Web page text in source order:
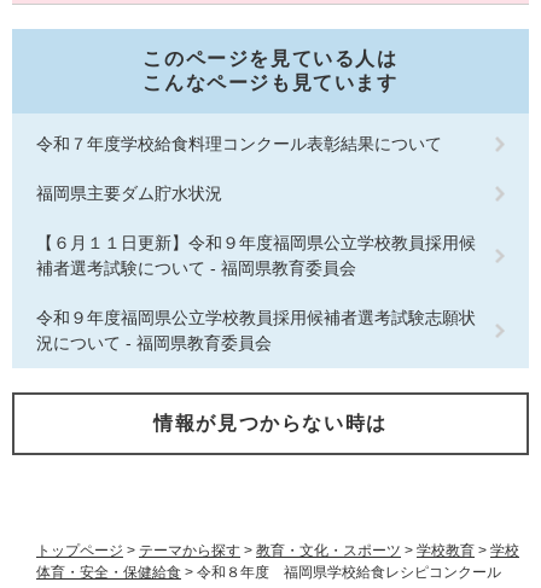
トップページ > テーマから探す > 教育・文化・スポーツ > 学校教育 > 学校
体育・安全・保健給食 > 令和８年度 福岡県学校給食レシピコンクール
このページを見ている人は
こんなページも見ています
令和７年度学校給食料理コンクール表彰結果について
福岡県主要ダム貯水状況
【６月１１日更新】令和９年度福岡県公立学校教員採用候
補者選考試験について - 福岡県教育委員会
令和９年度福岡県公立学校教員採用候補者選考試験志願状
況について - 福岡県教育委員会
情報が見つからない時は